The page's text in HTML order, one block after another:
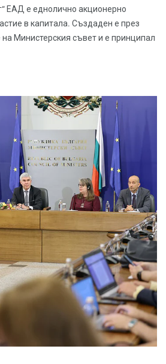
ЕАД е еднолично акционерно
в капитала. Създаден е през
на Министерския съвет и е принципал